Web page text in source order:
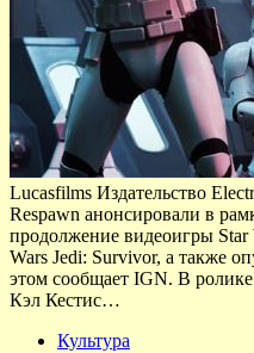
Lucasfilms Издательство
Respawn анонсировали в
продолжение видеоигры
Wars Jedi: Survivor, а также
этом сообщает IGN. В
Кэл Кестис…
Культура